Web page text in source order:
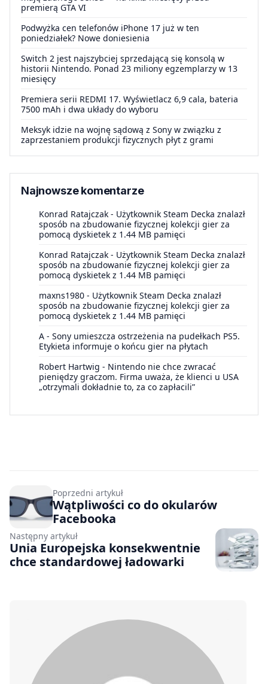
premierą GTA VI
Podwyżka cen telefonów iPhone 17 już w ten
poniedziałek? Nowe doniesienia
Switch 2 jest najszybciej sprzedającą się konsolą w
historii Nintendo. Ponad 23 miliony egzemplarzy w 13
miesięcy
Premiera serii REDMI 17. Wyświetlacz 6,9 cala, bateria
7500 mAh i dwa układy do wyboru
Meksyk idzie na wojnę sądową z Sony w związku z
zaprzestaniem produkcji fizycznych płyt z grami
Najnowsze komentarze
Konrad Ratajczak - Użytkownik Steam Decka znalazł
sposób na zbudowanie fizycznej kolekcji gier za
pomocą dyskietek z 1.44 MB pamięci
Konrad Ratajczak - Użytkownik Steam Decka znalazł
sposób na zbudowanie fizycznej kolekcji gier za
pomocą dyskietek z 1.44 MB pamięci
maxns1980 - Użytkownik Steam Decka znalazł
sposób na zbudowanie fizycznej kolekcji gier za
pomocą dyskietek z 1.44 MB pamięci
A - Sony umieszcza ostrzeżenia na pudełkach PS5.
Etykieta informuje o końcu gier na płytach
Robert Hartwig - Nintendo nie chce zwracać
pieniędzy graczom. Firma uważa, że klienci u USA
„otrzymali dokładnie to, za co zapłacili”
Poprzedni artykuł
Wątpliwości co do okularów
Facebooka
Następny artykuł
Unia Europejska konsekwentnie
chce standardowej ładowarki